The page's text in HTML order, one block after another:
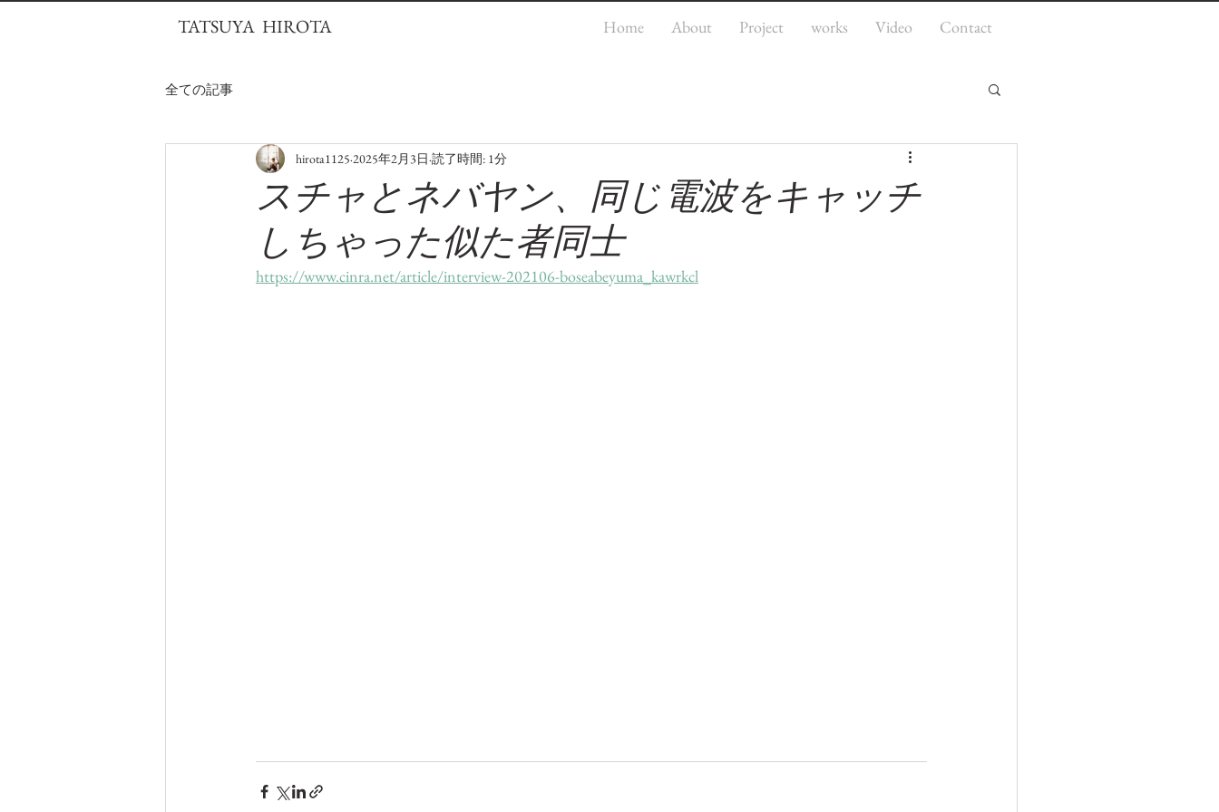
TATSUYA HIROTA Home About Project works Video Contact
全ての記事
スチャとネバヤン、同じ電波をキャッチ
しちゃった似た者同士
hirota1125 2025年2月3日 読了時間: 1分
https://www.cinra.net/article/interview-202106-boseabeyuma_kawrkcl